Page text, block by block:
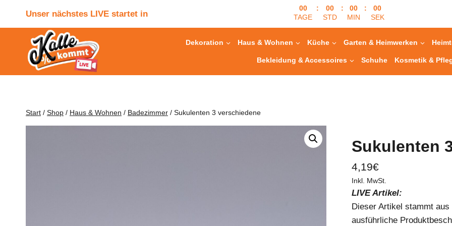
Unser nächstes LIVE startet in
00
TAGE
:
00
STD
:
00
MIN
:
00
SEK
Dekoration Haus & Wohnen Küche Garten & Heimwerken
Bekleidung & Accessoires Schuhe Kosmetik &
Start / Shop / Haus & Wohnen / Badezimmer / Sukulenten 3 verschiedene
Sukulenten
4,19€
Inkl. MwSt.
LIVE Artikel:
Dieser Artikel stammt
ausführliche